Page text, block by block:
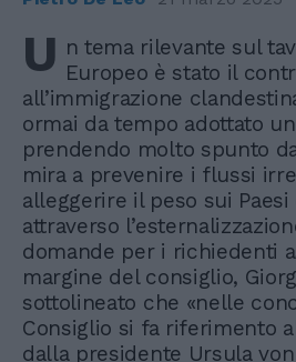
U n tema rilevante sul
Europeo è stato il
all’immigrazione
ormai da tempo adottato
prendendo molto spunto
mira a prevenire i flussi
alleggerire il peso sui Paesi
attraverso
domande per i richiedenti
margine del consiglio,
sottolineato che «nelle
Consiglio si fa riferimento
dalla presidente Ursula